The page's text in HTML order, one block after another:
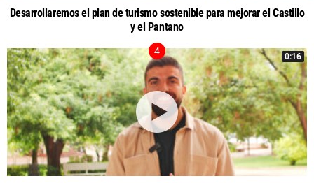
Desarrollaremos el plan de turismo sostenible para mejorar el Castillo
y el Pantano
0:16